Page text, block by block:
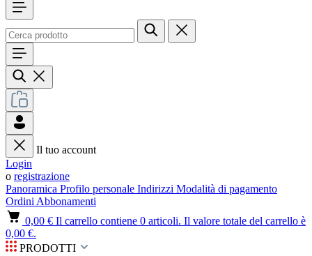
Il tuo account
Login
o registrazione
Panoramica Profilo personale Indirizzi Modalità di pagamento
Ordini Abbonamenti
0,00 € Il carrello contiene 0 articoli. Il valore totale del carrello è
0,00 €.
PRODOTTI